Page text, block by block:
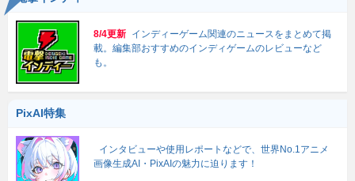
8/4更新 インディーゲーム関連のニュースをまとめて掲
載。編集部おすすめのインディゲームのレビューなど
も。
PixAI特集
インタビューや使用レポートなどで、世界No.1アニメ
画像生成AI・PixAIの魅力に迫ります！